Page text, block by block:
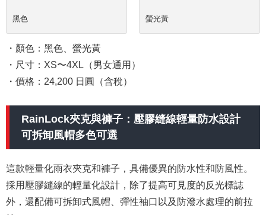
黑色 螢光黃
・顏色：黑色、螢光黃
・尺寸：XS〜4XL（男女通用）
・價格：24,200 日圓（含稅）
RainLock夾克與褲子：壓膠縫線輕量防水設計
可拆卸風帽多色可選
這款輕量化雨衣夾克和褲子，具備優異的防水性和防風性。
採用壓膠縫線的輕量化設計，除了提高可見度的反光標誌
外，還配備可拆卸式風帽、彈性袖口以及防潑水處理的前拉